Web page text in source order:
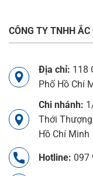
CÔNG TY TNHH
Địa chỉ: 118
Phố Hồ Chí
Chi nhánh:
Thới
Hồ Chí Minh
Hotline: 097